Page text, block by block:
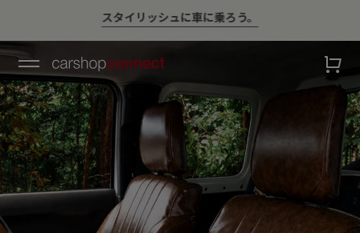
￥10,000以上ご購入で送料無料